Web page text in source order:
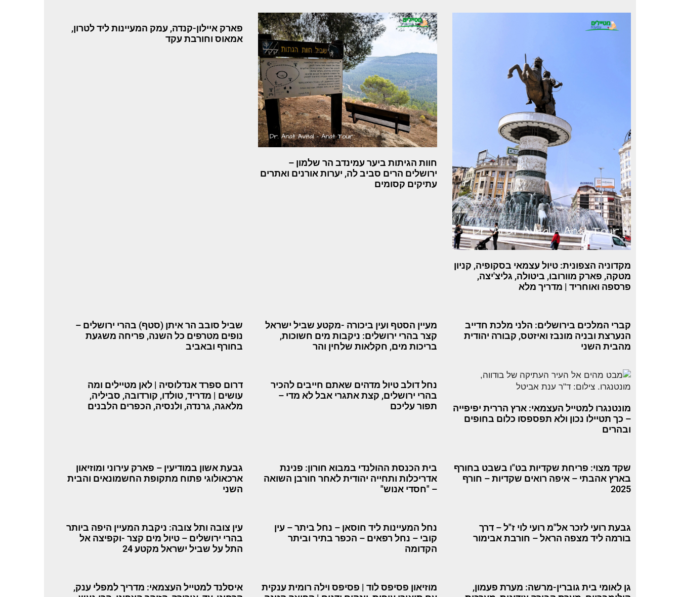
מקדוניה הצפונית: טיול עצמאי בסקופיה, קניון
מטקה, פארק מוורובו, ביטולה, גליצ'יצה,
פרספה ואוחריד | מדריך מלא
חוות הגיתות ביער עמינדב הר שלמון –
ירושלים הרים סביב לה, יערות אורנים ואתרים
עתיקים קסומים
פארק איילון-קנדה, עמק המעיינות ליד לטרון,
אמאוס וחורבת עקד
קברי המלכים בירושלים: הלני מלכת חדייב
הנערצת ובניה מונבז ואיזטס, קבורה יהודית
מהבית השני
מעיין הסטף ועין ביכורה -מקטע שביל ישראל
קצר בהרי ירושלים: ניקבות מים חשוכות,
בריכות מים, חקלאות שלחין והר
שביל סובב הר איתן (סטף) בהרי ירושלים –
נופים מטרפים כל השנה, פריחה משגעת
בחורף ובאביב
מונטנגרו למטייל העצמאי: ארץ הררית יפיפייה
– כך תטיילו נכון ולא תפספסו כלום בחופים
ובהרים
נחל דולב טיול מדהים שאתם חייבים להכיר
בהרי ירושלים, קצת אתגרי אבל לא מדי –
תפור עליכם
דרום ספרד אנדלוסיה | לאן מטיילים ומה
עושים | מדריד, טולדו, קורדובה, סביליה,
מלאגה, גרנדה, ולנסיה, הכפרים הלבנים
שקד מצוי: פריחת שקדיות בט"ו בשבט בחורף
בארץ אהבתי – איפה רואים שקדיות – חורף
2025
בית הכנסת ההולנדי במבוא חורון: פנינת
אדריכלות ותחייה יהודית לאחר חורבן השואה
– "חסדי אנוש"
גבעת אשון במודיעין – פארק עירוני ומוזיאון
ארכאולוגי פתוח מתקופת החשמונאים והבית
השני
גבעת רועי לזכר אל"מ רועי לוי ז"ל – דרך
בורמה ליד מצפה הראל – חורבת אבימור
נחל המעיינות ליד חוסאן – נחל ביתר – עין
קובי – נחל רפאים – הכפר בתיר וביתר
הקדומה
עין צובה ותל צובה: ניקבת המעיין היפה ביותר
בהרי ירושלים – טיול מים קצר -וקפיצה אל
התל על שביל ישראל מקטע 24
גן לאומי בית גוברין-מרשה: מערת פעמון,
מוזיאון פסיפס לוד | פסיפס וילה רומית ענקית
איסלנד למטייל העצמאי: מדריך למפלי ענק,